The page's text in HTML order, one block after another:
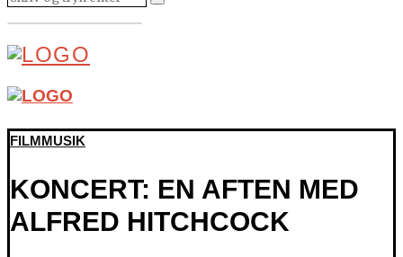
FILMMUSIK
KONCERT: EN AFTEN MED
ALFRED HITCHCOCK